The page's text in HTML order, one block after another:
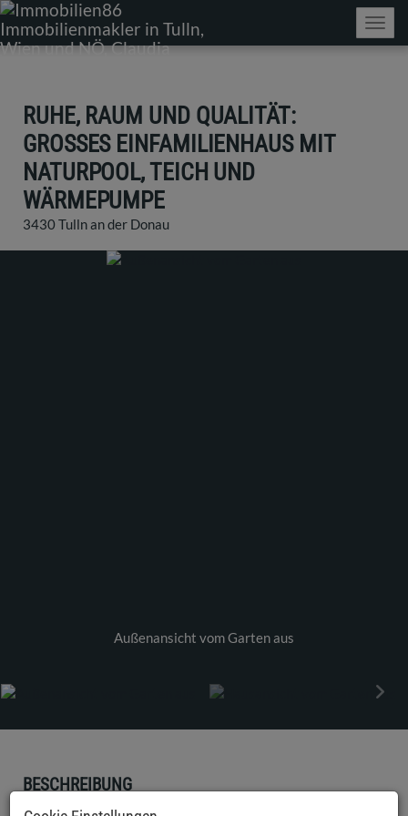
RUHE, RAUM UND QUALITÄT:
GROSSES EINFAMILIENHAUS MIT N
ATURPOOL, TEICH UND W
ÄRMEPUMPE
3430 Tulln an der Donau
Außenansicht vom Garten aus
BESCHREIBUNG